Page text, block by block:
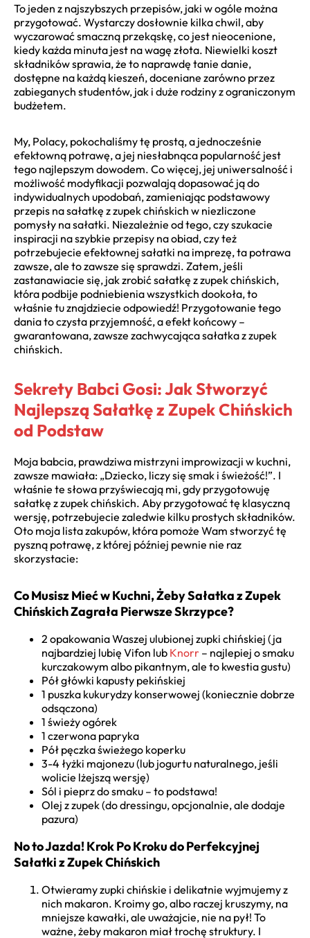
To jeden z najszybszych przepisów, jaki w ogóle można
przygotować. Wystarczy dosłownie kilka chwil, aby
wyczarować smaczną przekąskę, co jest nieocenione,
kiedy każda minuta jest na wagę złota. Niewielki koszt
składników sprawia, że to naprawdę tanie danie,
dostępne na każdą kieszeń, doceniane zarówno przez
zabieganych studentów, jak i duże rodziny z ograniczonym
budżetem.
My, Polacy, pokochaliśmy tę prostą, a jednocześnie
efektowną potrawę, a jej niesłabnąca popularność jest
tego najlepszym dowodem. Co więcej, jej uniwersalność i
możliwość modyfikacji pozwalają dopasować ją do
indywidualnych upodobań, zamieniając podstawowy
przepis na sałatkę z zupek chińskich w niezliczone
pomysły na sałatki. Niezależnie od tego, czy szukacie
inspiracji na szybkie przepisy na obiad, czy też
potrzebujecie efektownej sałatki na imprezę, ta potrawa
zawsze, ale to zawsze się sprawdzi. Zatem, jeśli
zastanawiacie się, jak zrobić sałatkę z zupek chińskich,
która podbije podniebienia wszystkich dookoła, to
właśnie tu znajdziecie odpowiedź! Przygotowanie tego
dania to czysta przyjemność, a efekt końcowy –
gwarantowana, zawsze zachwycająca sałatka z zupek
chińskich.
Sekrety Babci Gosi: Jak Stworzyć
Najlepszą Sałatkę z Zupek Chińskich
od Podstaw
Moja babcia, prawdziwa mistrzyni improwizacji w kuchni,
zawsze mawiała: „Dziecko, liczy się smak i świeżość!”. I
właśnie te słowa przyświecają mi, gdy przygotowuję
sałatkę z zupek chińskich. Aby przygotować tę klasyczną
wersję, potrzebujecie zaledwie kilku prostych składników.
Oto moja lista zakupów, która pomoże Wam stworzyć tę
pyszną potrawę, z której później pewnie nie raz
skorzystacie:
Co Musisz Mieć w Kuchni, Żeby Sałatka z Zupek
Chińskich Zagrała Pierwsze Skrzypce?
2 opakowania Waszej ulubionej zupki chińskiej (ja
najbardziej lubię Vifon lub Knorr – najlepiej o smaku
kurczakowym albo pikantnym, ale to kwestia gustu)
Pół główki kapusty pekińskiej
1 puszka kukurydzy konserwowej (koniecznie dobrze
odsączona)
1 świeży ogórek
1 czerwona papryka
Pół pęczka świeżego koperku
3-4 łyżki majonezu (lub jogurtu naturalnego, jeśli
wolicie lżejszą wersję)
Sól i pieprz do smaku – to podstawa!
Olej z zupek (do dressingu, opcjonalnie, ale dodaje
pazura)
No to Jazda! Krok Po Kroku do Perfekcyjnej
Sałatki z Zupek Chińskich
Otwieramy zupki chińskie i delikatnie wyjmujemy z
nich makaron. Kroimy go, albo raczej kruszymy, na
mniejsze kawałki, ale uważajcie, nie na pył! To
ważne, żeby makaron miał trochę struktury. I